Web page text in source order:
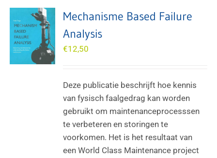
Mechanisme Based Failure
Analysis
€12,50
Deze publicatie beschrijft hoe kennis
van fysisch faalgedrag kan worden
gebruikt om maintenanceprocesssen
te verbeteren en storingen te
voorkomen. Het is het resultaat van
een World Class Maintenance project